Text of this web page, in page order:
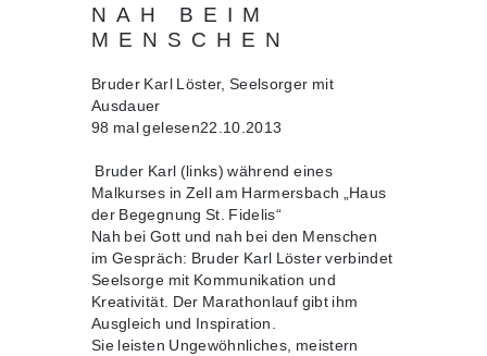
NAH BEIM
MENSCHEN
Bruder Karl Löster, Seelsorger mit
Ausdauer
98 mal gelesen22.10.2013
Bruder Karl (links) während eines
Malkurses in Zell am Harmersbach „Haus
der Begegnung St. Fidelis“
Nah bei Gott und nah bei den Menschen
im Gespräch: Bruder Karl Löster verbindet
Seelsorge mit Kommunikation und
Kreativität. Der Marathonlauf gibt ihm
Ausgleich und Inspiration.
Sie leisten Ungewöhnliches, meistern